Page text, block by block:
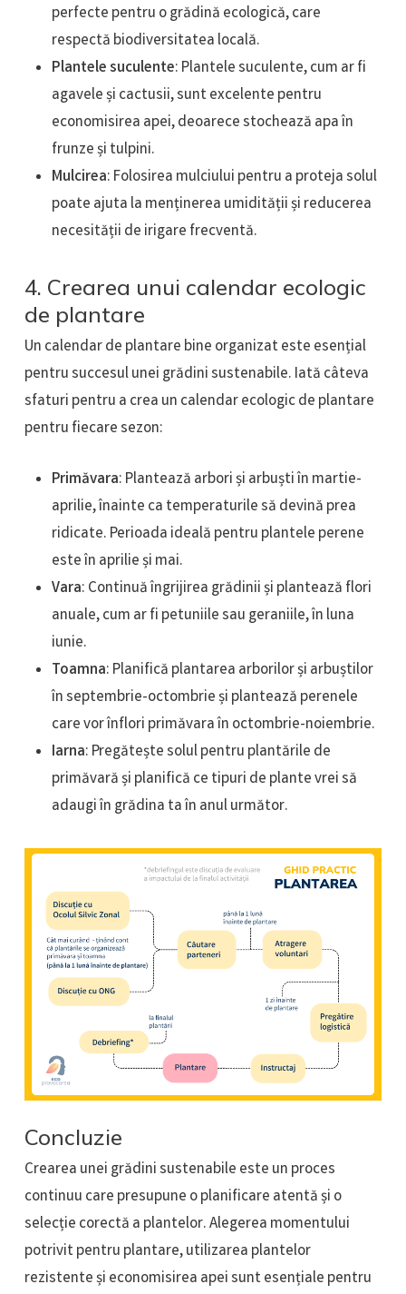
perfecte pentru o grădină ecologică, care
respectă biodiversitatea locală.
Plantele suculente: Plantele suculente, cum ar fi
agavele și cactusii, sunt excelente pentru
economisirea apei, deoarece stochează apa în
frunze și tulpini.
Mulcirea: Folosirea mulciului pentru a proteja solul
poate ajuta la menținerea umidității și reducerea
necesității de irigare frecventă.
4. Crearea unui calendar ecologic
de plantare
Un calendar de plantare bine organizat este esențial
pentru succesul unei grădini sustenabile. Iată câteva
sfaturi pentru a crea un calendar ecologic de plantare
pentru fiecare sezon:
Primăvara: Plantează arbori și arbuști în martie-
aprilie, înainte ca temperaturile să devină prea
ridicate. Perioada ideală pentru plantele perene
este în aprilie și mai.
Vara: Continuă îngrijirea grădinii și plantează flori
anuale, cum ar fi petuniile sau geraniile, în luna
iunie.
Toamna: Planifică plantarea arborilor și arbuștilor
în septembrie-octombrie și plantează perenele
care vor înflori primăvara în octombrie-noiembrie.
Iarna: Pregătește solul pentru plantările de
primăvară și planifică ce tipuri de plante vrei să
adaugi în grădina ta în anul următor.
Concluzie
Crearea unei grădini sustenabile este un proces
continuu care presupune o planificare atentă și o
selecție corectă a plantelor. Alegerea momentului
potrivit pentru plantare, utilizarea plantelor
rezistente și economisirea apei sunt esențiale pentru